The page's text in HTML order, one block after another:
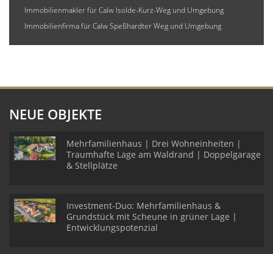
Immobilienmakler für Calw Isolde-Kurz-Weg und Umgebung
Immobilienfirma für Calw Speßhardter Weg und Umgebung
NEUE OBJEKTE
Mehrfamilienhaus | Drei Wohneinheiten |
Traumhafte Lage am Waldrand | Doppelgarage
& Stellplätze
Investment-Duo: Mehrfamilienhaus &
Grundstück mit Scheune in grüner Lage |
Entwicklungspotenzial